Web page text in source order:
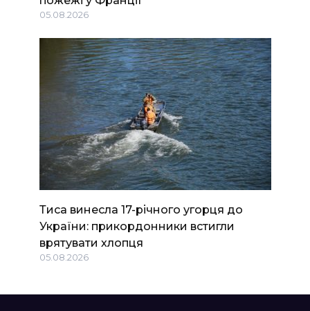
05.08.2026
Тиса винесла 17-річного угорця до
України: прикордонники встигли
врятувати хлопця
05.08.2026